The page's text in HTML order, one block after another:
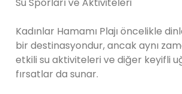
Kadınlar Hamamı Plajı öncelikle
bir destinasyondur, ancak aynı
etkili su aktiviteleri ve diğer keyifli
fırsatlar da sunar.